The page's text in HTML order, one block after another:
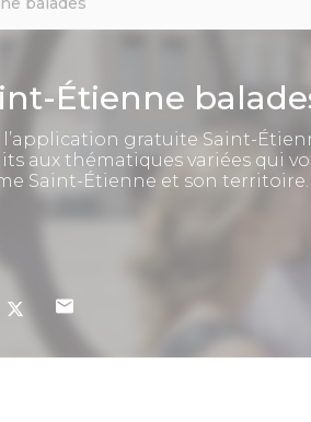
Étienne
l’application gratuite Saint-
aux thématiques variées qui
Saint-Étienne et son territoire.